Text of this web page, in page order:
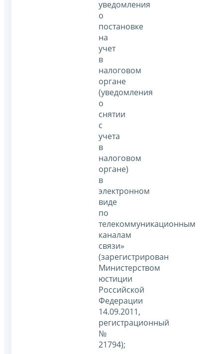
уведомления
о
постановке
на
учет
в
налоговом
органе
(уведомления
о
снятии
с
учета
в
налоговом
органе)
в
электронном
виде
по
телекоммуникационным
каналам
связи»
(зарегистрирован
Министерством
юстиции
Российской
Федерации
14.09.2011,
регистрационный
№
21794);